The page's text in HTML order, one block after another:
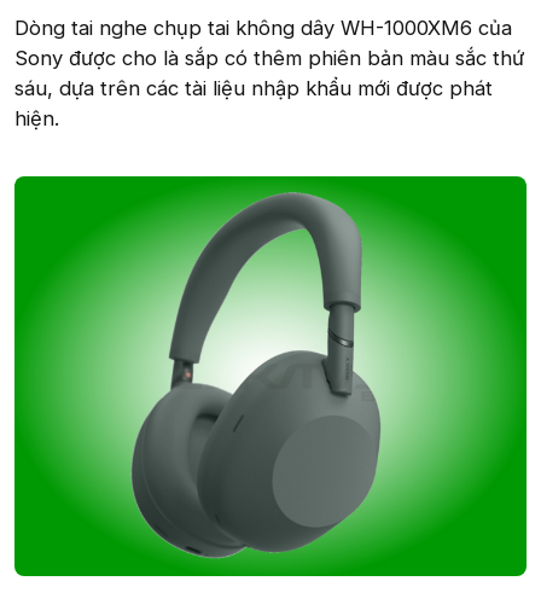
Dòng tai nghe chụp tai không dây WH-1000XM6 của
Sony được cho là sắp có thêm phiên bản màu sắc thứ
sáu, dựa trên các tài liệu nhập khẩu mới được phát
hiện.